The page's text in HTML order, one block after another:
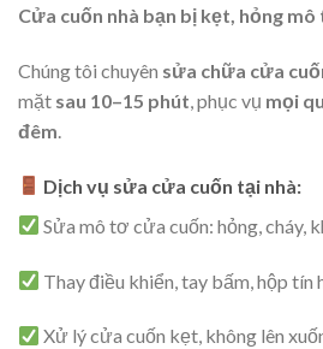
Cửa cuốn nhà bạn bị kẹt, hỏng
Chúng tôi chuyên sửa chữa cửa
mặt sau 10–15 phút, phục vụ mọi
đêm.
Dịch vụ sửa cửa cuốn tại nhà:
Sửa mô tơ cửa cuốn: hỏng, cháy,
Thay điều khiển, tay bấm, hộp tín
Xử lý cửa cuốn kẹt, không lên